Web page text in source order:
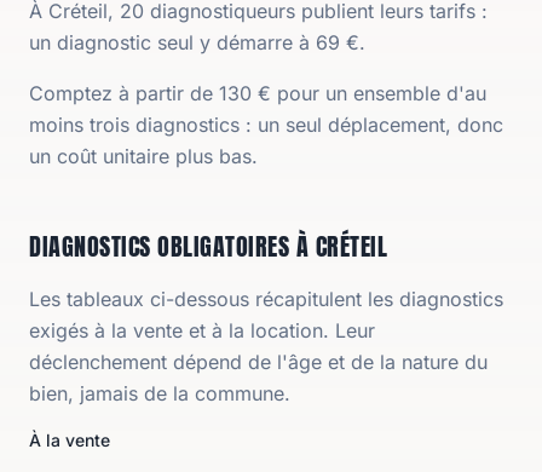
À Créteil, 20 diagnostiqueurs publient leurs tarifs :
un diagnostic seul y démarre à 69 €.
Comptez à partir de 130 € pour un ensemble d'au
moins trois diagnostics : un seul déplacement, donc
un coût unitaire plus bas.
DIAGNOSTICS OBLIGATOIRES À CRÉTEIL
Les tableaux ci-dessous récapitulent les diagnostics
exigés à la vente et à la location. Leur
déclenchement dépend de l'âge et de la nature du
bien, jamais de la commune.
À la vente